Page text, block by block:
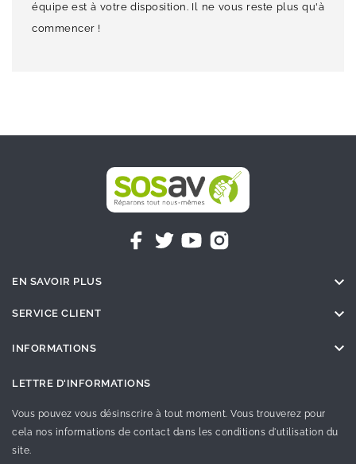
équipe est à votre disposition. Il ne vous reste plus qu'à
commencer !
EN SAVOIR PLUS 
SERVICE CLIENT 
INFORMATIONS 
LETTRE D'INFORMATIONS
Vous pouvez vous désinscrire à tout moment. Vous trouverez pour
cela nos informations de contact dans les conditions d'utilisation du
site.